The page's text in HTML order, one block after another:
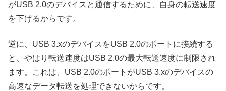
がUSB 2.0のデバイスと通信するために、自身の転送速度
を下げるからです。
逆に、USB 3.xのデバイスをUSB 2.0のポートに接続する
と、やはり転送速度はUSB 2.0の最大転送速度に制限され
ます。これは、USB 2.0のポートがUSB 3.xのデバイスの
高速なデータ転送を処理できないからです。